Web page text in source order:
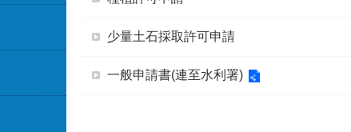
少量土石採取許可申請
一般申請書(連至水利署)